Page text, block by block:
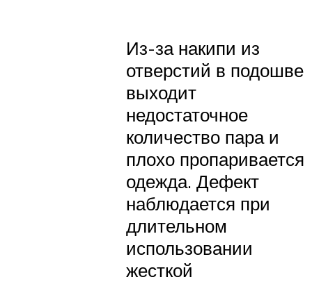
Из-за накипи из
отверстий в подошве
выходит
недостаточное
количество пара и
плохо пропаривается
одежда. Дефект
наблюдается при
длительном
использовании
жесткой